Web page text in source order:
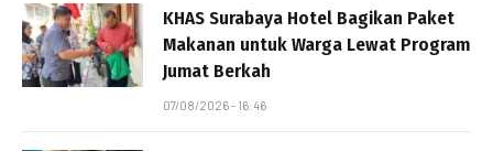
KHAS Surabaya Hotel Bagikan Paket
Makanan untuk Warga Lewat Program
Jumat Berkah
07/08/2026 - 16:46